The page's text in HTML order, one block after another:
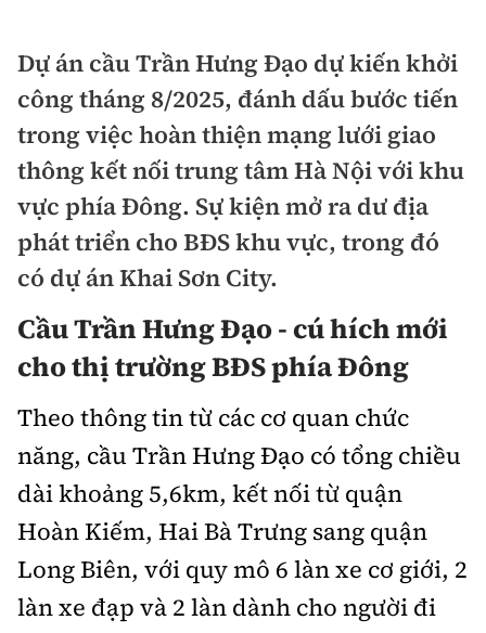
Chính trị
Xã hội
Chuyện dọc đường
Cải chính
Xây dựng
Chỉ đạo điều hành
Quy hoạch kiến trúc
Vật liệu xây dựng
Giám định chất lượng
Quản lý đô thị
Giao thông
Quản lý
Đường bộ
Hàng không
Đường sắt
Đường sắt tốc độ cao
Đường thủy
Hàng hải
Đường sắt đô thị
Kinh tế
Thị trường
Chứng khoán
Bảo hiểm
Doanh nghiệp
Pháp luật
Thanh tra
An ninh hình sự
Điều tra
Pháp đình
Hỏi - Đáp
An toàn giao thông
Giao thông 24h
ATGT địa phương
Văn hóa giao thông
Lái xe an toàn
Chung tay vì ATGT
Chất lượng sống
Giáo dục
Y tế
Đời sống
Lao động - Công đoàn
Văn hóa - Giải Trí
Văn hóa
Showbiz
Điện ảnh
Thể thao
Bóng đá
Bình luận
Công nghệ
Dự án cầu Trần Hưng Đạo dự kiến khởi
công tháng 8/2025, đánh dấu bước tiến
trong việc hoàn thiện mạng lưới giao
thông kết nối trung tâm Hà Nội với khu
vực phía Đông. Sự kiện mở ra dư địa
phát triển cho BĐS khu vực, trong đó
có dự án Khai Sơn City.
Cầu Trần Hưng Đạo - cú hích mới
cho thị trường BĐS phía Đông
Theo thông tin từ các cơ quan chức
năng, cầu Trần Hưng Đạo có tổng chiều
dài khoảng 5,6km, kết nối từ quận
Hoàn Kiếm, Hai Bà Trưng sang quận
Long Biên, với quy mô 6 làn xe cơ giới, 2
làn xe đạp và 2 làn dành cho người đi